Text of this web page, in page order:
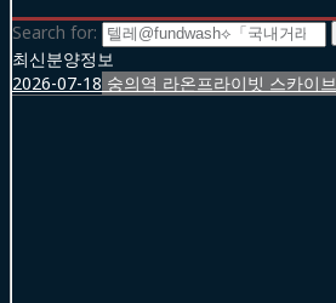
Search for:
최신분양정보
2026-07-18 숭의역 라온프라이빗 스카이브